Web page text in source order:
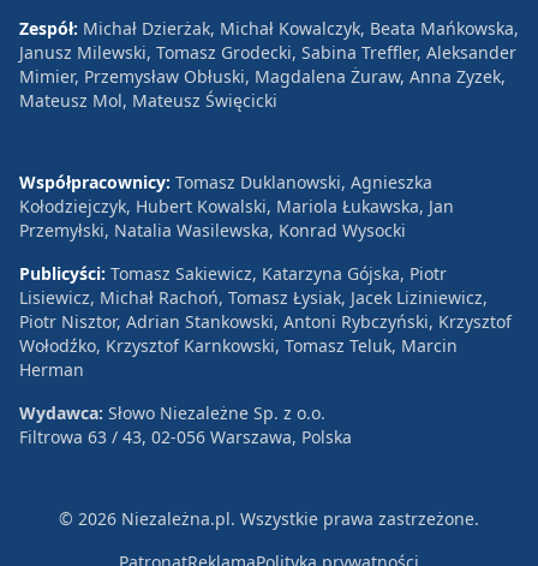
Zespół: Michał Dzierżak, Michał Kowalczyk, Beata Mańkowska,
Janusz Milewski, Tomasz Grodecki, Sabina Treffler, Aleksander
Mimier, Przemysław Obłuski, Magdalena Żuraw, Anna Zyzek,
Mateusz Mol, Mateusz Święcicki
Współpracownicy: Tomasz Duklanowski, Agnieszka
Kołodziejczyk, Hubert Kowalski, Mariola Łukawska, Jan
Przemyłski, Natalia Wasilewska, Konrad Wysocki
Publicyści: Tomasz Sakiewicz, Katarzyna Gójska, Piotr
Lisiewicz, Michał Rachoń, Tomasz Łysiak, Jacek Liziniewicz,
Piotr Nisztor, Adrian Stankowski, Antoni Rybczyński, Krzysztof
Wołodźko, Krzysztof Karnkowski, Tomasz Teluk, Marcin
Herman
Wydawca: Słowo Niezależne Sp. z o.o.
Filtrowa 63 / 43, 02-056 Warszawa, Polska
© 2026 Niezależna.pl. Wszystkie prawa zastrzeżone.
PatronatReklamaPolityka prywatności